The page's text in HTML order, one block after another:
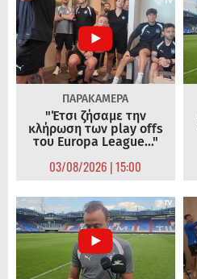
ΠΑΡΑΚΑΜΕΡΑ
"Έτσι ζήσαμε την
κλήρωση των play offs
του Europa League..."
03/08/2026 | 15:00